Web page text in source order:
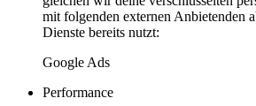
mit folgenden externen Anbietenden
Dienste bereits nutzt:
Google Ads
Performance